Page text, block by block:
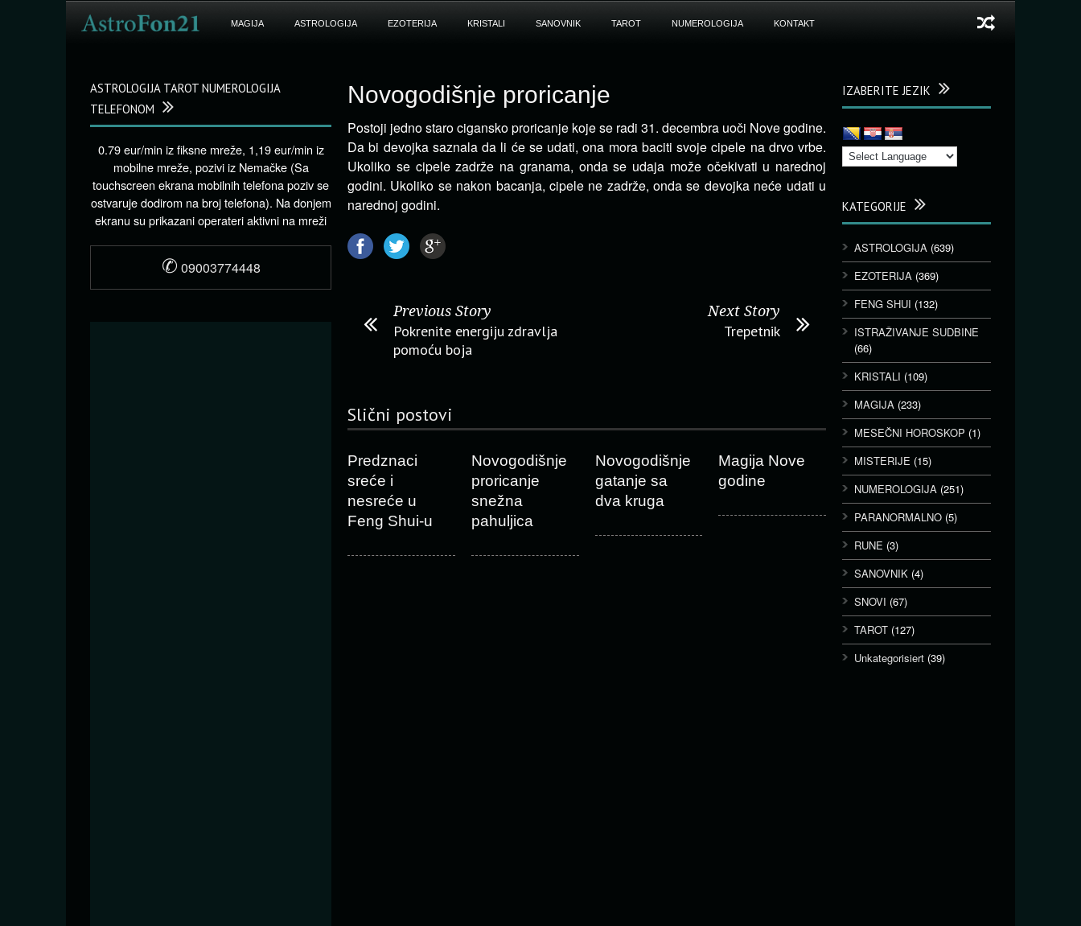
MAGIJA ASTROLOGIJA EZOTERIJA KRISTALI SANOVNIK TAROT NUMEROLOGIJA KONTAKT
Novogodišnje proricanje
Postoji jedno staro cigansko proricanje koje se radi 31. decembra uoči Nove godine.
Da bi devojka saznala da li će se udati, ona morabaciti svoje cipele na drvo vrbe.
Ukoliko se cipele zadrže na granama, onda se udaja može očekivati u narednoj
godini. Ukoliko se nakon bacanja, cipele ne zadrže, onda se devojka neće udati u
narednoj godini.
Previous Story
Pokrenite energiju zdravlja
pomoću boja
Next Story
Trepetnik
Slični postovi
Predznaci
sreće i
nesreće u
Feng Shui-u
Novogodišnje
proricanje
snežna
pahuljica
Novogodišnje
gatanje sa
dva kruga
Magija Nove
godine
IZABERITE JEZIK
KATEGORIJE
ASTROLOGIJA (639)
EZOTERIJA (369)
FENG SHUI (132)
ISTRAŽIVANJE SUDBINE
(66)
KRISTALI (109)
MAGIJA (233)
MESEČNI HOROSKOP (1)
MISTERIJE (15)
NUMEROLOGIJA (251)
PARANORMALNO (5)
RUNE (3)
SANOVNIK (4)
SNOVI (67)
TAROT (127)
Unkategorisiert (39)
ASTROLOGIJA TAROT NUMEROLOGIJA
TELEFONOM
0.79 eur/min iz fiksne mreže, 1,19 eur/min iz
mobilne mreže, pozivi iz Nemačke (Sa
touchscreen ekrana mobilnih telefona poziv se
ostvaruje dodirom na broj telefona). Na donjem
ekranu su prikazani operateri aktivni na mreži
✆ 09003774448